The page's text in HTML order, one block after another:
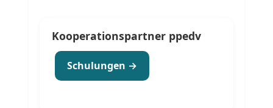
Kooperationspartner ppedv
Schulungen →